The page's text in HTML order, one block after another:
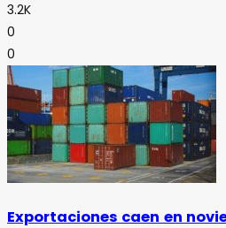
3.2K
0
0
Exportaciones caen en